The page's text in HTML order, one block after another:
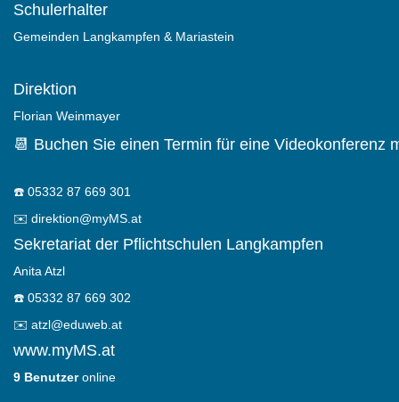
Schulerhalter
Gemeinden Langkampfen & Mariastein
Direktion
Florian Weinmayer
📆 Buchen Sie einen Termin für eine Videokonferenz
☎️ 05332 87 669 301
✉️ direktion@myMS.at
Sekretariat der Pflichtschulen Langkampfen
Anita Atzl
☎️ 05332 87 669 302
✉️ atzl@eduweb.at
www.myMS.at
9 Benutzeronline